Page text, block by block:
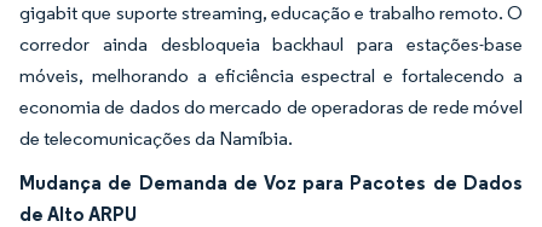
gigabit que suporte streaming, educação e trabalho remoto. O
corredor ainda desbloqueia backhaul para estações-base
móveis, melhorando a eficiência espectral e fortalecendo a
economia de dados do mercado de operadoras de rede móvel
de telecomunicações da Namíbia.
Mudança de Demanda de Voz para Pacotes de Dados
de Alto ARPU